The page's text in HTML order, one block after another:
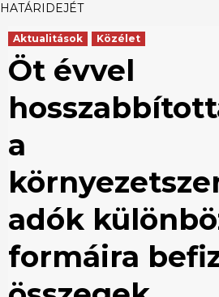
HATÁRIDEJÉT
Aktualitások Közélet
Öt évvel
a
adók
formáira